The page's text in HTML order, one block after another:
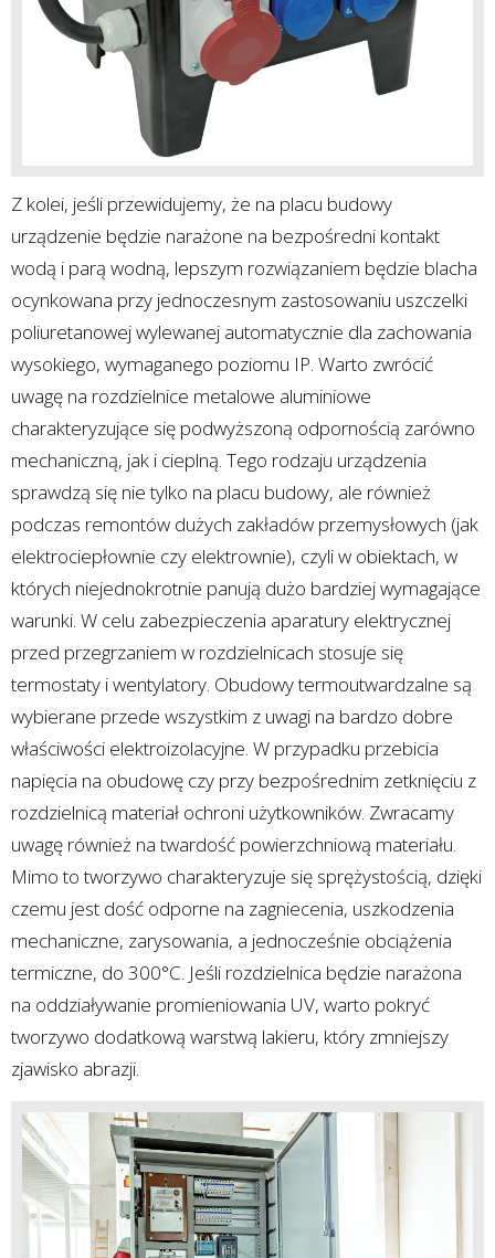
Z kolei, jeśli przewidujemy, że na placu budowy
urządzenie będzie narażone na bezpośredni kontakt
wodą i parą wodną, lepszym rozwiązaniem będzie blacha
ocynkowana przy jednoczesnym zastosowaniu uszczelki
poliuretanowej wylewanej automatycznie dla zachowania
wysokiego, wymaganego poziomu IP. Warto zwrócić
uwagę na rozdzielnice metalowe aluminiowe
charakteryzujące się podwyższoną odpornością zarówno
mechaniczną, jak i cieplną. Tego rodzaju urządzenia
sprawdzą się nie tylko na placu budowy, ale również
podczas remontów dużych zakładów przemysłowych (jak
elektrociepłownie czy elektrownie), czyli w obiektach, w
których niejednokrotnie panują dużo bardziej wymagające
warunki. W celu zabezpieczenia aparatury elektrycznej
przed przegrzaniem w rozdzielnicach stosuje się
termostaty i wentylatory. Obudowy termoutwardzalne są
wybierane przede wszystkim z uwagi na bardzo dobre
właściwości elektroizolacyjne. W przypadku przebicia
napięcia na obudowę czy przy bezpośrednim zetknięciu z
rozdzielnicą materiał ochroni użytkowników. Zwracamy
uwagę również na twardość powierzchniową materiału.
Mimo to tworzywo charakteryzuje się sprężystością, dzięki
czemu jest dość odporne na zagniecenia, uszkodzenia
mechaniczne, zarysowania, a jednocześnie obciążenia
termiczne, do 300°C. Jeśli rozdzielnica będzie narażona
na oddziaływanie promieniowania UV, warto pokryć
tworzywo dodatkową warstwą lakieru, który zmniejszy
zjawisko abrazji.